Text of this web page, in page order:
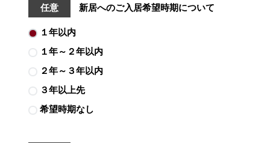
任意
新居へのご入居希望時期について
１年以内
１年～２年以内
２年～３年以内
３年以上先
希望時期なし